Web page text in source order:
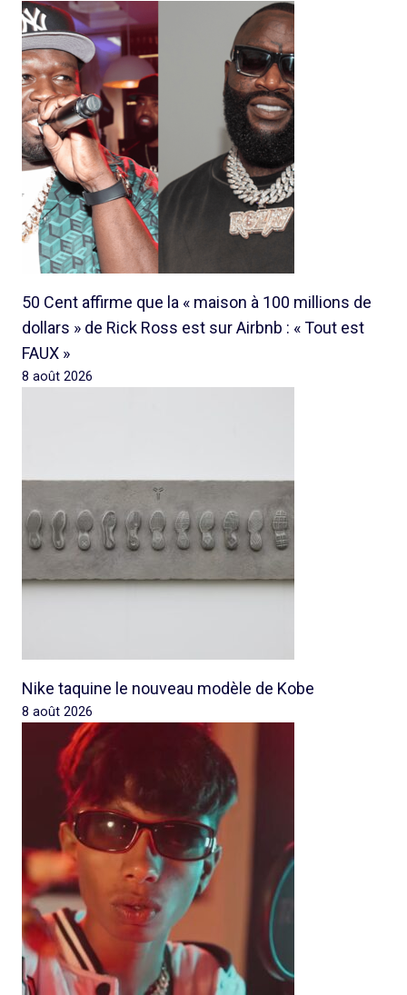
50 Cent affirme que la « maison à 100 millions de
dollars » de Rick Ross est sur Airbnb : « Tout est
FAUX »
8 août 2026
Nike taquine le nouveau modèle de Kobe
8 août 2026